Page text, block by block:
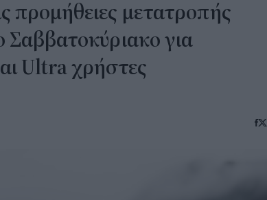
προμήθειες μετατροπής
για
Ultra χρήστες